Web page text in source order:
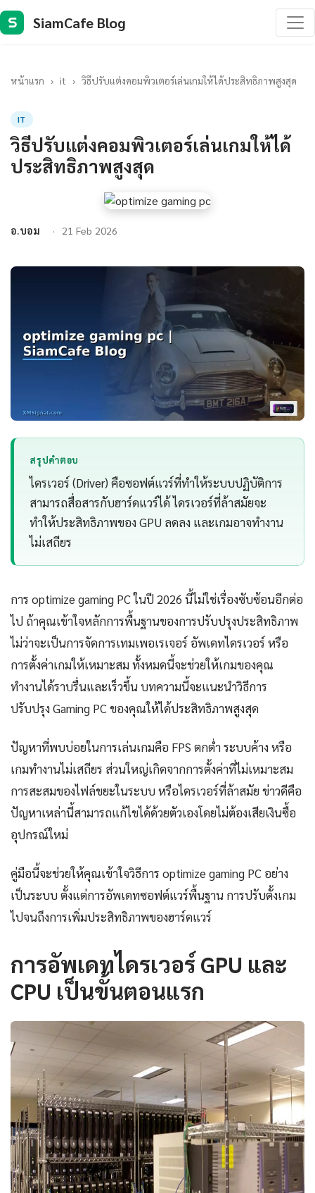
S SiamCafe Blog
หน้าแรก › it › วิธีปรับแต่งคอมพิวเตอร์เล่นเกมให้ได้ประสิทธิภาพสูงสุด
IT
วิธีปรับแต่งคอมพิวเตอร์เล่นเกมให้ได้
ประสิทธิภาพสูงสุด
อ.บอม 21 Feb 2026
สรุปคำตอบ
ไดรเวอร์ (Driver) คือซอฟต์แวร์ที่ทำให้ระบบปฏิบัติการ
สามารถสื่อสารกับฮาร์ดแวร์ได้ ไดรเวอร์ที่ล้าสมัยจะ
ทำให้ประสิทธิภาพของ GPU ลดลง และเกมอาจทำงาน
ไม่เสถียร
การ optimize gaming PC ในปี 2026 นี้ไม่ใช่เรื่องซับซ้อนอีกต่อ
ไป ถ้าคุณเข้าใจหลักการพื้นฐานของการปรับปรุงประสิทธิภาพ
ไม่ว่าจะเป็นการจัดการเทมเพอเรเจอร์ อัพเดทไดรเวอร์ หรือ
การตั้งค่าเกมให้เหมาะสม ทั้งหมดนี้จะช่วยให้เกมของคุณ
ทำงานได้ราบรื่นและเร็วขึ้น บทความนี้จะแนะนำวิธีการ
ปรับปรุง Gaming PC ของคุณให้ได้ประสิทธิภาพสูงสุด
ปัญหาที่พบบ่อยในการเล่นเกมคือ FPS ตกต่ำ ระบบค้าง หรือ
เกมทำงานไม่เสถียร ส่วนใหญ่เกิดจากการตั้งค่าที่ไม่เหมาะสม
การสะสมของไฟล์ขยะในระบบ หรือไดรเวอร์ที่ล้าสมัย ข่าวดีคือ
ปัญหาเหล่านี้สามารถแก้ไขได้ด้วยตัวเองโดยไม่ต้องเสียเงินซื้อ
อุปกรณ์ใหม่
คู่มือนี้จะช่วยให้คุณเข้าใจวิธีการ optimize gaming PC อย่าง
เป็นระบบ ตั้งแต่การอัพเดทซอฟต์แวร์พื้นฐาน การปรับตั้งเกม
ไปจนถึงการเพิ่มประสิทธิภาพของฮาร์ดแวร์
การอัพเดทไดรเวอร์ GPU และ
CPU เป็นขั้นตอนแรก